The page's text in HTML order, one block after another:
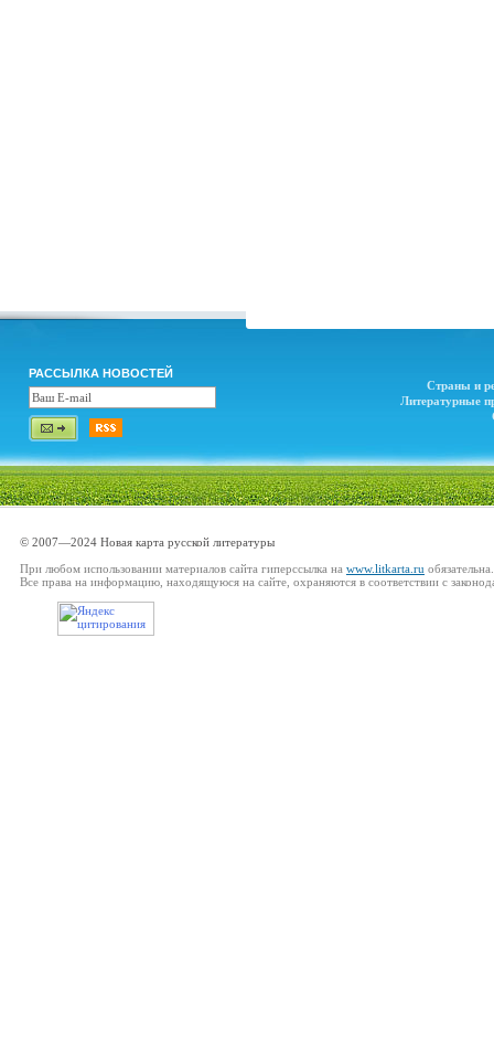
РАССЫЛКА НОВОСТЕЙ
Страны и
Литературные
© 2007—2024 Новая карта русской литературы
При любом использовании материалов сайта гиперссылка на www.litkarta.ru обязательна.
Все права на информацию, находящуюся на сайте, охраняются в соответствии с